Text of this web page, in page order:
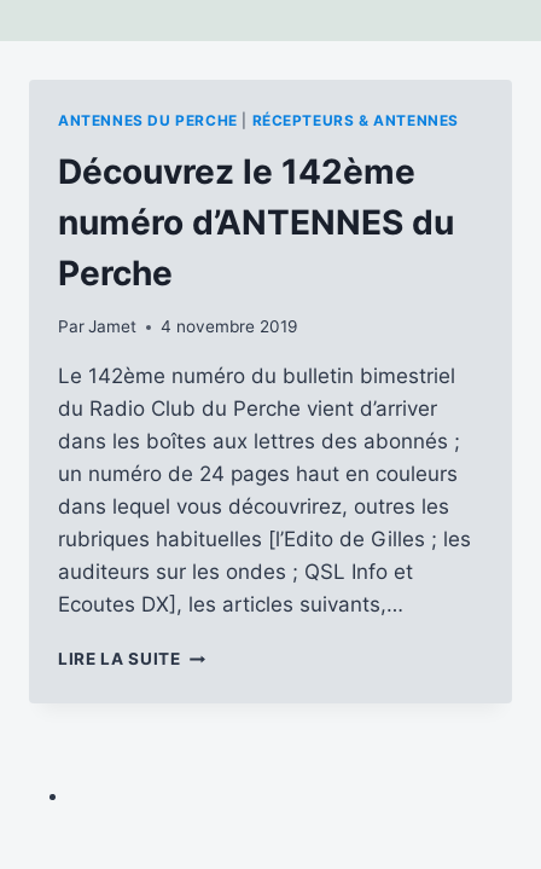
ANTENNES DU PERCHE RÉCEPTEURS & ANTENNES
Découvrez le 142ème
numéro d’ANTENNES du
Perche
ParJamet 4 novembre 2019
Le 142ème numéro du bulletin bimestriel
du Radio Club du Perche vient d’arriver
dans les boîtes aux lettres des abonnés ;
un numéro de 24 pages haut en couleurs
dans lequel vous découvrirez, outres les
rubriques habituelles [l’Edito de Gilles ; les
auditeurs sur les ondes ; QSL Info et
Ecoutes DX], les articles suivants,…
LIRE LA SUITEDÉCOUVREZ